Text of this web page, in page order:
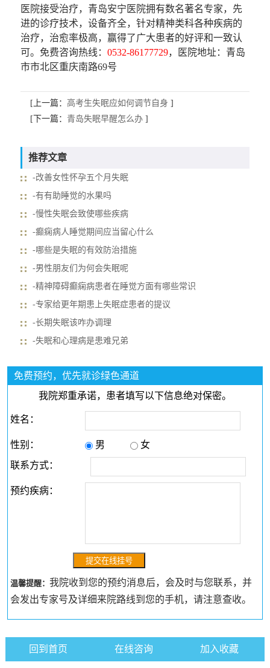
医院接受治疗，青岛安宁医院拥有数名著名专家，先
进的诊疗技术，设备齐全，针对精神类科各种疾病的
治疗，治愈率极高，赢得了广大患者的好评和一致认
可。免费咨询热线：0532-86177729，医院地址：青岛
市市北区重庆南路69号
[上一篇： 高考生失眠应如何调节自身 ]
[下一篇： 青岛失眠早醒怎么办]
推荐文章
-改善女性怀孕五个月失眠
-有有助睡觉的水果吗
-慢性失眠会致使哪些疾病
-癫痫病人睡觉期间应当留心什么
-哪些是失眠的有效防治措施
-男性朋友们为何会失眠呢
-精神障碍癫痫病患者在睡觉方面有哪些常识
-专家给更年期患上失眠症患者的提议
-长期失眠该咋办调理
-失眠和心理病是患难兄弟
免费预约，优先就诊绿色通道
我院郑重承诺，患者填写以下信息绝对保密。
姓名：
性别： 男
女
联系方式：
预约疾病：
温馨提醒：我院收到您的预约消息后，会及时与您联系，并
会发出专家号及详细来院路线到您的手机，请注意查收。
回到首页 在线咨询 加入收藏